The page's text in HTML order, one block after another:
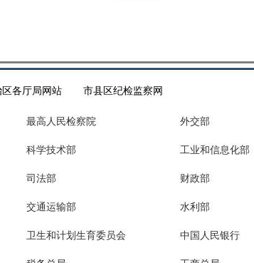
区各厅局网站 市县区纪检监察网
最高人民检察院 外交部
科学技术部 工业和信息化部
司法部 财政部
交通运输部 水利部
卫生和计划生育委员会 中国人民银行